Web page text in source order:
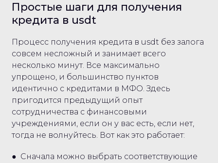
Простые шаги для получения
кредита в usdt
Процесс получения кредита в usdt без залога
совсем несложный и занимает всего
несколько минут. Все максимально
упрощено, и большинство пунктов
идентично с кредитами в МФО. Здесь
пригодится предыдущий опыт
сотрудничества с финансовыми
учреждениями, если он у вас есть, если нет,
тогда не волнуйтесь. Вот как это работает:
● Сначала можно выбрать соответствующие